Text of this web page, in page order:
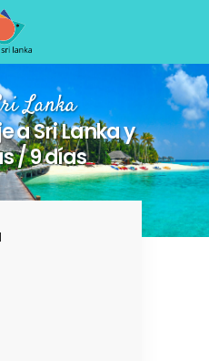
Lanka
a Sri Lanka y
/ 9 días